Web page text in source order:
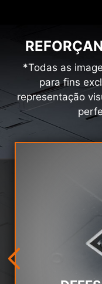
*Todas as
para fins
representação